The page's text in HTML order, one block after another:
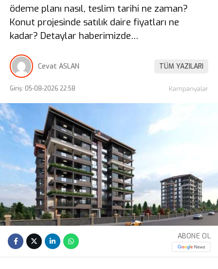
ödeme planı nasıl, teslim tarihi ne zaman?
Konut projesinde satılık daire fiyatları ne
kadar? Detaylar haberimizde…
Cevat ASLAN TÜM YAZILARI
Giriş: 05-08-2026 22:58 Kampanyalar
ABONE OL